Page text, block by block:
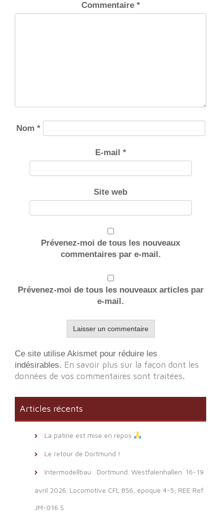
Commentaire *
Nom *
E-mail *
Site web
Prévenez-moi de tous les nouveaux
commentaires par e-mail.
Prévenez-moi de tous les nouveaux articles par
e-mail.
Ce site utilise Akismet pour réduire les
indésirables. En savoir plus sur la façon dont les
données de vos commentaires sont traitées.
Articles récents
La patine est mise en repos
Le retour de Dortmund !
Intermodellbau . Dortmund. Westfalenhallen. 16-19
avril 2026. Locomotive CFL 856, époque 4-5, REE Ref
JM-016 S